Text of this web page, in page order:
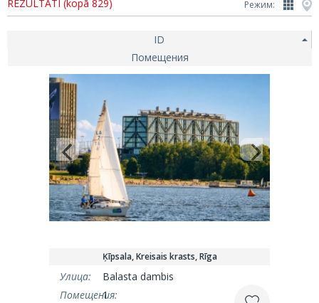
REZULTĀTI (kopā 829) Режим:
ID
Помещения
Ķīpsala, Kreisais krasts, Rīga
Улица:
Balasta dambis
Помещения:
1